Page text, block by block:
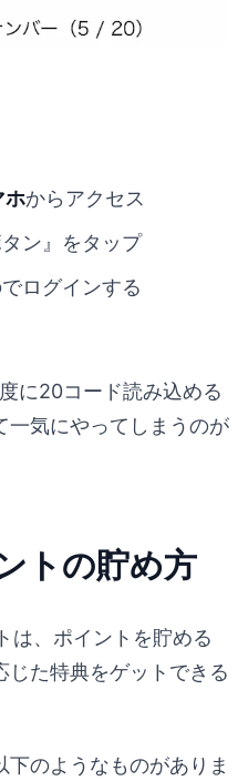
ホからアクセス
ン』をタップ
ログインする
に20コード読み込める
一気にやってしまうのが
トの貯め方
は、ポイントを貯める
じた特典をゲットできる
のようなものがありま